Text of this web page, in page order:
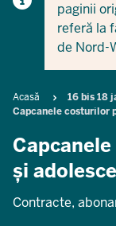
paginii
referă la
de Nord-
Breadcrumb
Acasă 16 bis 18
Capcanele costurilor
și
Contracte,